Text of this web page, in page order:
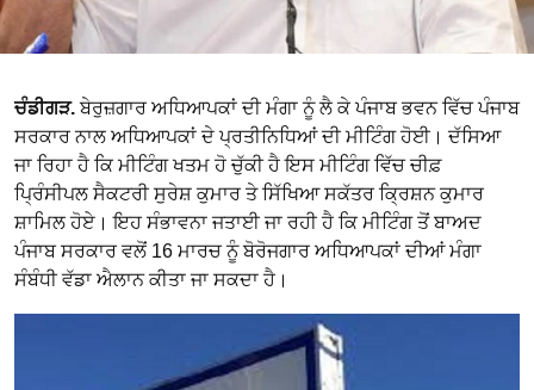
ਚੰਡੀਗੜ.ਬੇਰੁਜ਼ਗਾਰ ਅਧਿਆਪਕਾਂ ਦੀ ਮੰਗਾ ਨੂੰ ਲੈ ਕੇ ਪੰਜਾਬ ਭਵਨ ਵਿੱਚ ਪੰਜਾਬ
ਸਰਕਾਰ ਨਾਲ ਅਧਿਆਪਕਾਂ ਦੇ ਪ੍ਰਤੀਨਿਧਿਆਂ ਦੀ ਮੀਟਿੰਗ ਹੋਈ। ਦੱਸਿਆ
ਜਾ ਰਿਹਾ ਹੈ ਕਿ ਮੀਟਿੰਗ ਖਤਮ ਹੋ ਚੁੱਕੀ ਹੈ ਇਸ ਮੀਟਿੰਗ ਵਿੱਚ ਚੀਫ਼
ਪ੍ਰਿੰਸੀਪਲ ਸੈਕਟਰੀ ਸੁਰੇਸ਼ ਕੁਮਾਰ ਤੇ ਸਿੱਖਿਆ ਸਕੱਤਰ ਕ੍ਰਿਸ਼ਨ ਕੁਮਾਰ
ਸ਼ਾਮਿਲ ਹੋਏ। ਇਹ ਸੰਭਾਵਨਾ ਜਤਾਈ ਜਾ ਰਹੀ ਹੈ ਕਿ ਮੀਟਿੰਗ ਤੋਂ ਬਾਅਦ
ਪੰਜਾਬ ਸਰਕਾਰ ਵਲੋਂ 16 ਮਾਰਚ ਨੂੰ ਬੋਰੋਜਗਾਰ ਅਧਿਆਪਕਾਂ ਦੀਆਂ ਮੰਗਾ
ਸੰਬੰਧੀ ਵੱਡਾ ਐਲਾਨ ਕੀਤਾ ਜਾ ਸਕਦਾ ਹੈ।